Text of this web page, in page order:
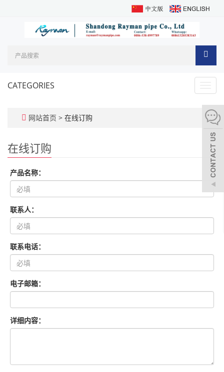
CATEGORIES
网站首页 > 在线订购
在线订购
产品名称：
联系人：
联系电话：
电子邮箱：
详细内容：